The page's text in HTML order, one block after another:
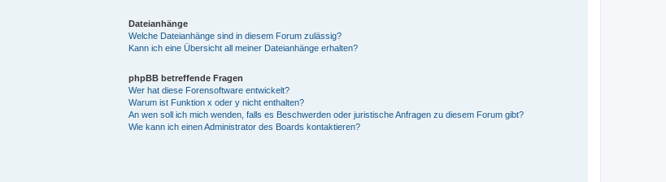
Dateianhänge
Welche Dateianhänge sind in diesem Forum zulässig?
Kann ich eine Übersicht all meiner Dateianhänge erhalten?
phpBB betreffende Fragen
Wer hat diese Forensoftware entwickelt?
Warum ist Funktion x oder y nicht enthalten?
An wen soll ich mich wenden, falls es Beschwerden oder juristische Anfragen zu diesem Forum gibt?
Wie kann ich einen Administrator des Boards kontaktieren?